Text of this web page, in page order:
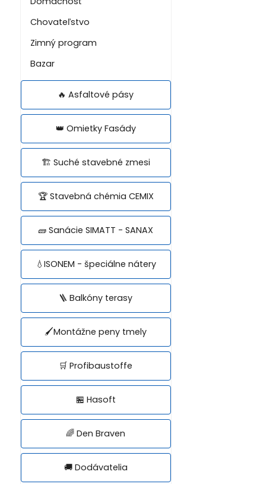
Chovateľstvo
Zimný program
Bazar
🔥 Asfaltové pásy
👑 Omietky Fasády
🏗️ Suché stavebné zmesi
🏆 Stavebná chémia CEMIX
🧱 Sanácie SIMATT - SANAX
💧ISONEM - špeciálne nátery
🪜 Balkóny terasy
🖌️Montážne peny tmely
🛒 Profibaustoffe
🏪 Hasoft
🌈 Den Braven
🚚 Dodávatelia